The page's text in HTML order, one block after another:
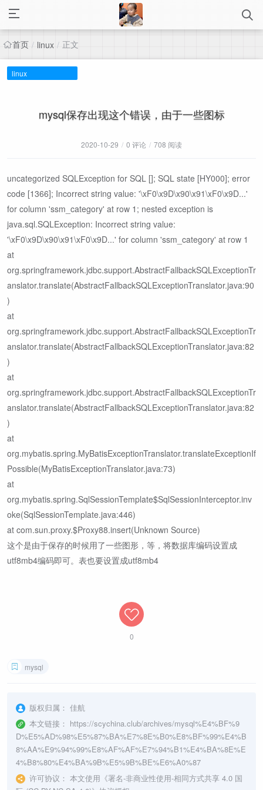
首页 / linux / 正文
linux
mysql保存出现这个错误，由于一些图标
2020-10-29 / 0 评论 / 708 阅读
uncategorized SQLException for SQL []; SQL state [HY000]; error
code [1366]; Incorrect string value: '\xF0\x9D\x90\x91\xF0\x9D...'
for column 'ssm_category' at row 1; nested exception is
java.sql.SQLException: Incorrect string value:
'\xF0\x9D\x90\x91\xF0\x9D...' for column 'ssm_category' at row 1
at
org.springframework.jdbc.support.AbstractFallbackSQLExceptionTr
anslator.translate(AbstractFallbackSQLExceptionTranslator.java:90
)
at
org.springframework.jdbc.support.AbstractFallbackSQLExceptionTr
anslator.translate(AbstractFallbackSQLExceptionTranslator.java:82
)
at
org.springframework.jdbc.support.AbstractFallbackSQLExceptionTr
anslator.translate(AbstractFallbackSQLExceptionTranslator.java:82
)
at
org.mybatis.spring.MyBatisExceptionTranslator.translateExceptionIf
Possible(MyBatisExceptionTranslator.java:73)
at
org.mybatis.spring.SqlSessionTemplate$SqlSessionInterceptor.inv
oke(SqlSessionTemplate.java:446)
at com.sun.proxy.$Proxy88.insert(Unknown Source)
这个是由于保存的时候用了一些图形，等，将数据库编码设置成
utf8mb4编码即可。表也要设置成utf8mb4
0
mysql
版权归属： 佳航
本文链接： https://scychina.club/archives/mysql%E4%BF%9
D%E5%AD%98%E5%87%BA%E7%8E%B0%E8%BF%99%E4%B
8%AA%E9%94%99%E8%AF%AF%E7%94%B1%E4%BA%8E%E
4%B8%80%E4%BA%9B%E5%9B%BE%E6%A0%87
许可协议： 本文使用《署名-非商业性使用-相同方式共享 4.0 国